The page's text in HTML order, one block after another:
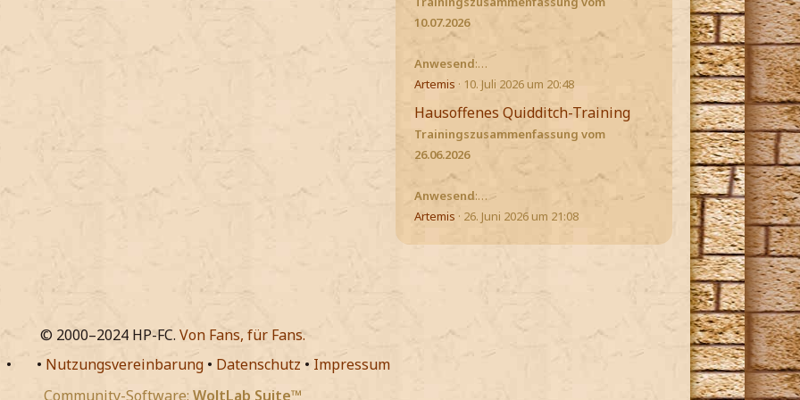
10.07.2026
Anwesend:…
Artemis
10. Juli 2026 um 20:48
Hausoffenes Quidditch-Training
Trainingszusammenfassung vom
26.06.2026
Anwesend:…
Artemis
26. Juni 2026 um 21:08
© 2000–2024 HP-FC. Von Fans, für Fans.
•
• Nutzungsvereinbarung • Datenschutz • Impressum
Community-Software: WoltLab Suite™